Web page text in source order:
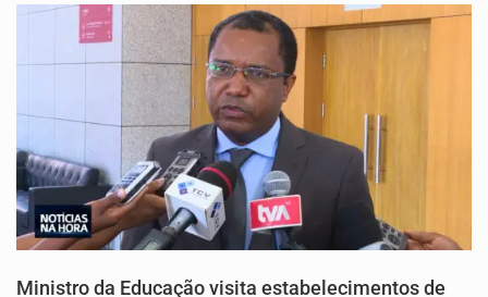
Ministro da Educação visita estabelecimentos de